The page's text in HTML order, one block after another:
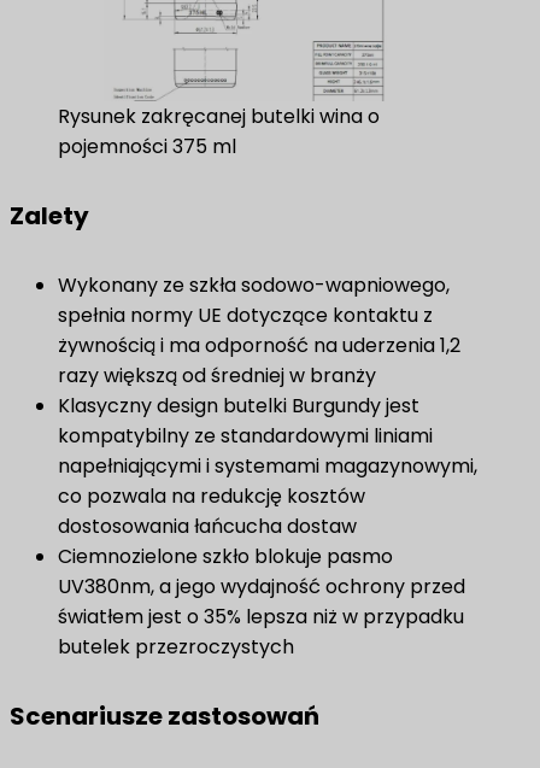
Rysunek zakręcanej butelki wina o
pojemności 375 ml
Zalety
Wykonany ze szkła sodowo-wapniowego,
spełnia normy UE dotyczące kontaktu z
żywnością i ma odporność na uderzenia 1,2
razy większą od średniej w branży
Klasyczny design butelki Burgundy jest
kompatybilny ze standardowymi liniami
napełniającymi i systemami magazynowymi,
co pozwala na redukcję kosztów
dostosowania łańcucha dostaw
Ciemnozielone szkło blokuje pasmo
UV380nm, a jego wydajność ochrony przed
światłem jest o 35% lepsza niż w przypadku
butelek przezroczystych
Scenariusze zastosowań